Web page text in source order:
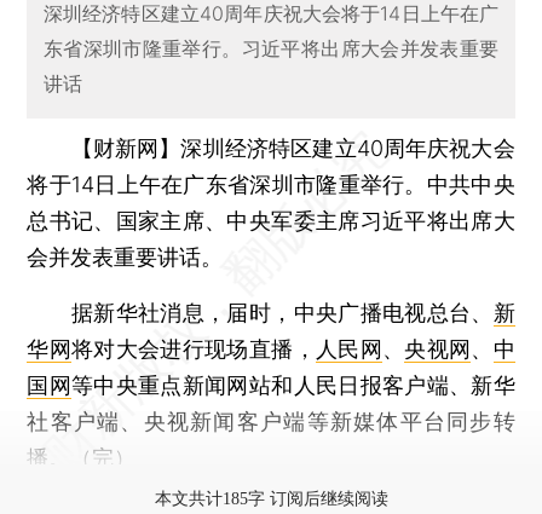
深圳经济特区建立40周年庆祝大会将于14日上午在广
东省深圳市隆重举行。习近平将出席大会并发表重要
讲话
【财新网】深圳经济特区建立40周年庆祝大会
将于14日上午在广东省深圳市隆重举行。中共中央
总书记、国家主席、中央军委主席习近平将出席大
会并发表重要讲话。
据新华社消息，届时，中央广播电视总台、 新
华网将对大会进行现场直播， 人民网 、央视网 、 中
国网等中央重点新闻网站和人民日报客户端、新华
社客户端、央视新闻客户端等新媒体平台同步转
播。（完）
本文共计185字 订阅后继续阅读